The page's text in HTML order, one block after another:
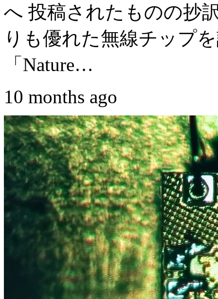
へ 投稿されたものの抄
りも優れた無線チップ
「Nature…
10 months ago